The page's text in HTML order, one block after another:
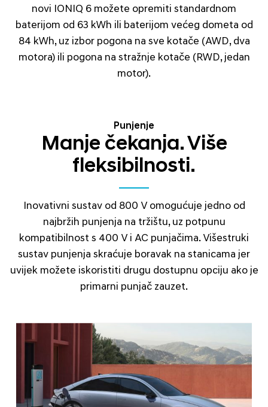
novi IONIQ 6 možete opremiti standardnom
baterijom od 63 kWh ili baterijom većeg dometa od
84 kWh, uz izbor pogona na sve kotače (AWD, dva
motora) ili pogona na stražnje kotače (RWD, jedan
motor).
Punjenje
Manje čekanja. Više
fleksibilnosti.
Inovativni sustav od 800 V omogućuje jedno od
najbržih punjenja na tržištu, uz potpunu
kompatibilnost s 400 V i AC punjačima. Višestruki
sustav punjenja skraćuje boravak na stanicama jer
uvijek možete iskoristiti drugu dostupnu opciju ako je
primarni punjač zauzet.